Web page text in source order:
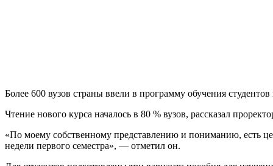
Более 600 вузов страны ввели в программу обучения
Чтение нового курса началось в 80 % вузов, рассказал
«По моему собственному представлению и пониманию, есть
недели первого семестра», — отметил он.